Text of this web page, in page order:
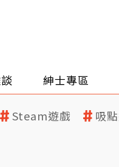
紳士專區
Steam遊戲 吸